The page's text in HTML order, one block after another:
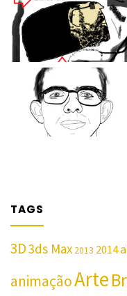
TAGS
3D3ds Max 2013 2014
animaçãoArte